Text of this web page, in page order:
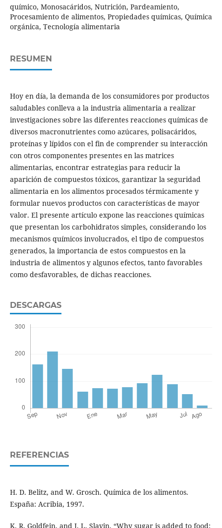
químico, Monosacáridos, Nutrición, Pardeamiento,
Procesamiento de alimentos, Propiedades químicas, Química
orgánica, Tecnología alimentaria
RESUMEN
Hoy en día, la demanda de los consumidores por productos
saludables conlleva a la industria alimentaria a realizar
investigaciones sobre las diferentes reacciones químicas de
diversos macronutrientes como azúcares, polisacáridos,
proteínas y lípidos con el fin de comprender su interacción
con otros componentes presentes en las matrices
alimentarias, encontrar estrategias para reducir la
aparición de compuestos tóxicos, garantizar la seguridad
alimentaria en los alimentos procesados térmicamente y
formular nuevos productos con características de mayor
valor. El presente artículo expone las reacciones químicas
que presentan los carbohidratos simples, considerando los
mecanismos químicos involucrados, el tipo de compuestos
generados, la importancia de estos compuestos en la
industria de alimentos y algunos efectos, tanto favorables
como desfavorables, de dichas reacciones.
DESCARGAS
REFERENCIAS
H. D. Belitz, and W. Grosch. Química de los alimentos.
España: Acribia, 1997.
K. R. Goldfein, and J. L. Slavin. “Why sugar is added to food: